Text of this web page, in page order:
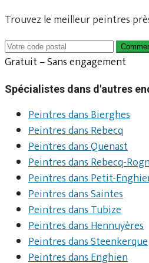
Trouvez le meilleur peintres
Gratuit – Sans engagement
Spécialistes dans d'autres
Peintres dans Bierghes
Peintres dans Rebecq
Peintres dans Quenast
Peintres dans Rebecq-
Peintres dans Petit-
Peintres dans Saintes
Peintres dans Tubize
Peintres dans Hennuyères
Peintres dans Steenkerque
Peintres dans Enghien